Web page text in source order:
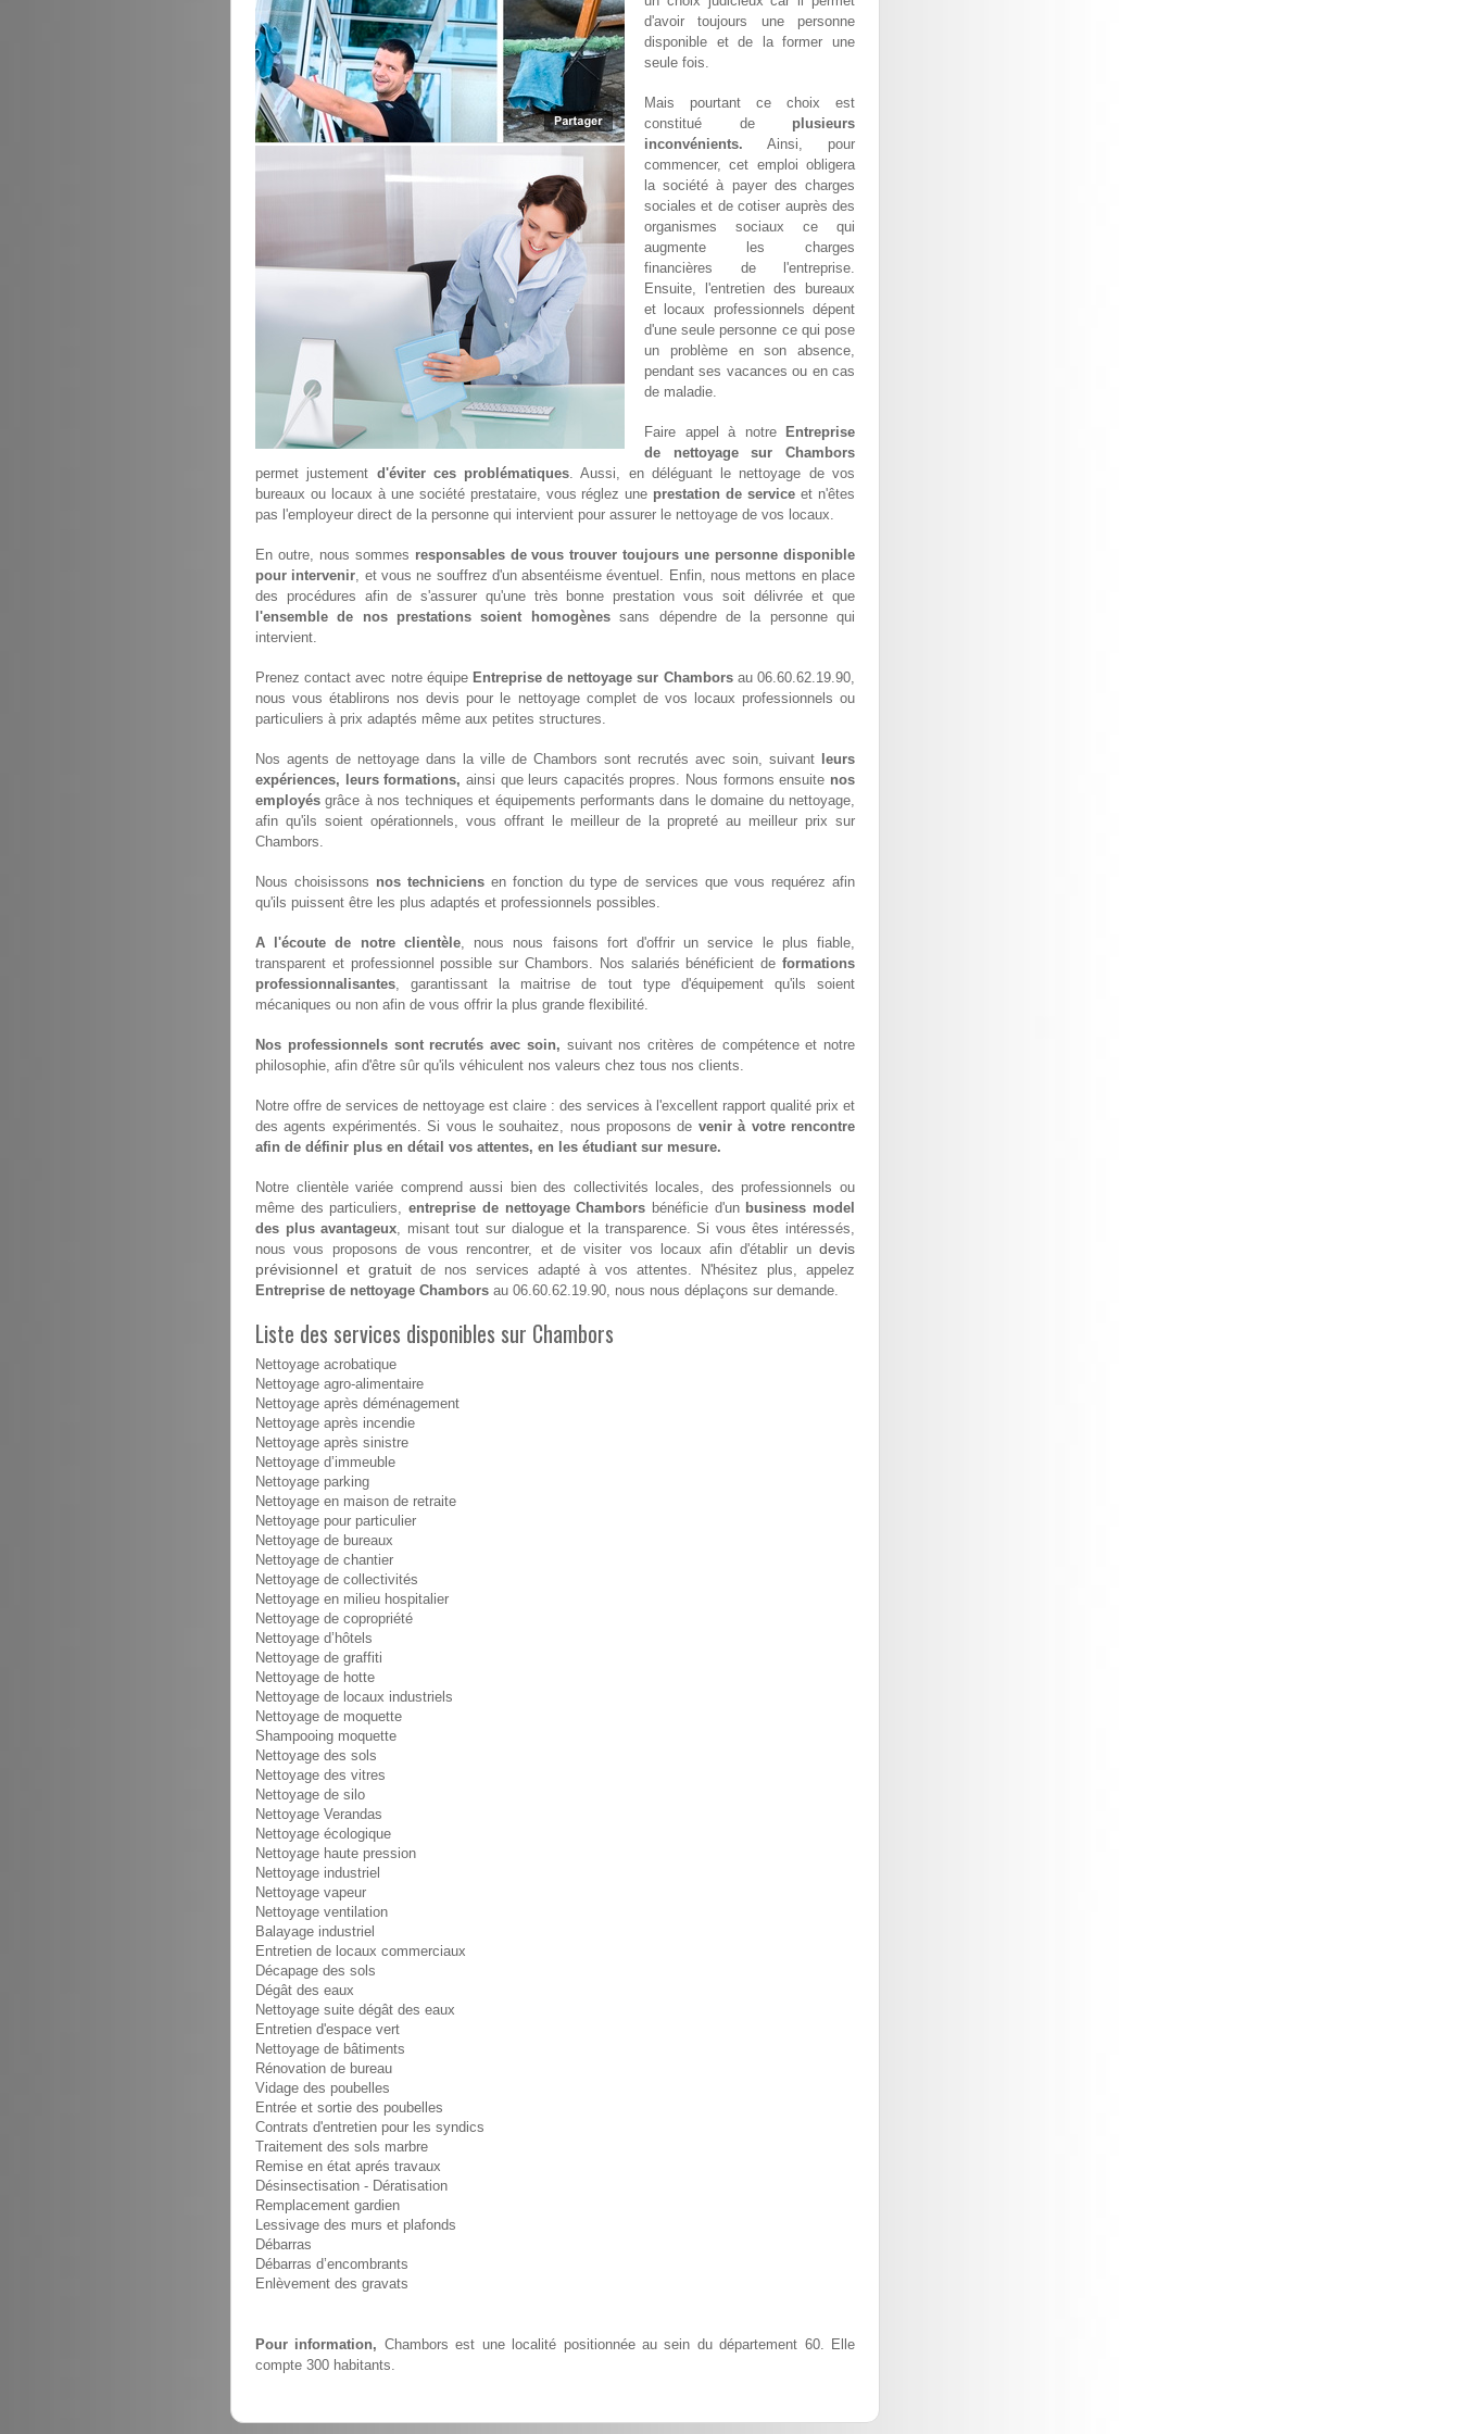
d'avoir toujours une personne
disponible et de la former une
seule fois.
Mais pourtant ce choix est
constitué de plusieurs
inconvénients. Ainsi, pour
commencer, cet emploi obligera
la société à payer des charges
sociales et de cotiser auprès des
organismes sociaux ce qui
augmente les charges
financières de l'entreprise.
Ensuite, l'entretien des bureaux
et locaux professionnels dépent
d'une seule personne ce qui pose
un problème en son absence,
pendant ses vacances ou en cas
de maladie.
Faire appel à notre
Entreprise
de nettoyage sur Chambors
permet justement d'éviter ces problématiques. Aussi, en déléguant le nettoyage de vos
bureaux ou locaux à une société prestataire, vous réglez une prestation de service et n'êtes
pas l'employeur direct de la personne qui intervient pour assurer le nettoyage de vos locaux.
En outre, nous sommes responsables de vous trouver toujours une personne disponible
pour intervenir, et vous ne souffrez d'un absentéisme éventuel. Enfin, nous mettons en place
des procédures afin de s'assurer qu'une très bonne prestation vous soit délivrée et que
l'ensemble de nos prestations soient homogènessans dépendre de la personne qui
intervient.
Prenez contact avec notre équipe Entreprise de nettoyage sur Chamborsau 06.60.62.19.90,
nous vous établirons nos devis pour le nettoyage complet de vos locaux professionnels ou
particuliers à prix adaptés même aux petites structures.
Nos agents de nettoyage dans la ville de Chambors sont recrutés avec soin, suivant
leurs
expériences, leurs formations, ainsi que leurs capacités propres. Nous formons ensuite nos
employés grâce à nos techniques et équipements performants dans le domaine du nettoyage,
afin qu'ils soient opérationnels, vous offrant le meilleur de la propreté au meilleur prix sur
Chambors.
Nous choisissons nos techniciensen fonction du type de services que vous requérez afin
qu'ils puissent être les plus adaptés et professionnels possibles.
A l'écoute de notre clientèle, nous nous faisons fort d'offrir un service le plus fiable,
transparent et professionnel possible sur Chambors. Nos salariés bénéficient de formations
professionnalisantes, garantissant la maitrise de tout type d'équipement qu'ils soient
mécaniques ou non afin de vous offrir la plus grande flexibilité.
Nos professionnels sont recrutés avec soin, suivant nos critères de compétence et notre
philosophie, afin d'être sûr qu'ils véhiculent nos valeurs chez tous nos clients.
Notre offre de services de nettoyage est claire : des services à l'excellent rapport qualité prix et
des agents expérimentés. Si vous le souhaitez, nous proposons de venir à votre rencontre
afin de définir plus en détail vos attentes, en les étudiant sur mesure.
Notre clientèle variée comprend aussi bien des collectivités locales, des professionnels ou
même des particuliers,entreprise de nettoyage Chambors bénéficie d'un business model
des plus avantageux, misant tout sur dialogue et la transparence. Si vous êtes intéressés,
nous vous proposons de vous rencontrer, et de visiter vos locaux afin d'établir un devis
prévisionnel et gratuit de nos services adapté à vos attentes. N'hésitez plus, appelez
Entreprise de nettoyage Chambors au 06.60.62.19.90, nous nous déplaçons sur demande.
Liste des services disponibles sur Chambors
Nettoyage acrobatique
Nettoyage agro-alimentaire
Nettoyage après déménagement
Nettoyage après incendie
Nettoyage après sinistre
Nettoyage d’immeuble
Nettoyage parking
Nettoyage en maison de retraite
Nettoyage pour particulier
Nettoyage de bureaux
Nettoyage de chantier
Nettoyage de collectivités
Nettoyage en milieu hospitalier
Nettoyage de copropriété
Nettoyage d’hôtels
Nettoyage de graffiti
Nettoyage de hotte
Nettoyage de locaux industriels
Nettoyage de moquette
Shampooing moquette
Nettoyage des sols
Nettoyage des vitres
Nettoyage de silo
Nettoyage Verandas
Nettoyage écologique
Nettoyage haute pression
Nettoyage industriel
Nettoyage vapeur
Nettoyage ventilation
Balayage industriel
Entretien de locaux commerciaux
Décapage des sols
Dégât des eaux
Nettoyage suite dégât des eaux
Entretien d'espace vert
Nettoyage de bâtiments
Rénovation de bureau
Vidage des poubelles
Entrée et sortie des poubelles
Contrats d'entretien pour les syndics
Traitement des sols marbre
Remise en état aprés travaux
Désinsectisation - Dératisation
Remplacement gardien
Lessivage des murs et plafonds
Débarras
Débarras d’encombrants
Enlèvement des gravats
Pour information, Chambors est une localité positionnée au sein du département 60. Elle
compte 300 habitants.